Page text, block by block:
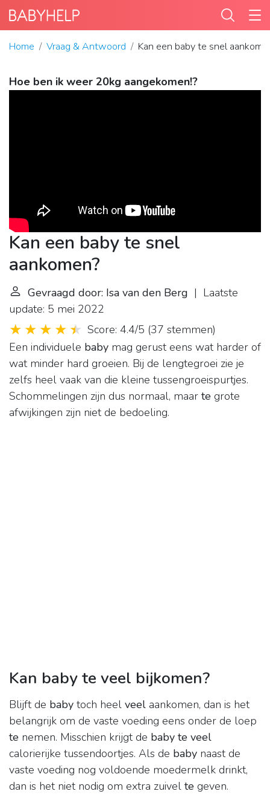
Home Vraag & Antwoord Kan een baby te snel
Hoe ben ik weer 20kg aangekomen!?
Kan een baby te snel
aankomen?
Gevraagd door: Isa van den Berg | Laatste
update: 5 mei 2022
Score: 4.4/5 (37 stemmen)
Een individuele baby mag gerust eens wat harder of
wat minder hard groeien. Bij de lengtegroei zie je
zelfs heel vaak van die kleine tussengroeispurtjes.
Schommelingen zijn dus normaal, maar te grote
afwijkingen zijn niet de bedoeling.
Kan baby te veel bijkomen?
Blijft de baby toch heel veel aankomen, dan is het
belangrijk om de vaste voeding eens onder de loep
te nemen. Misschien krijgt de baby te veel
calorierijke tussendoortjes. Als de baby naast de
vaste voeding nog voldoende moedermelk drinkt,
dan is het niet nodig om extra zuivel te geven.